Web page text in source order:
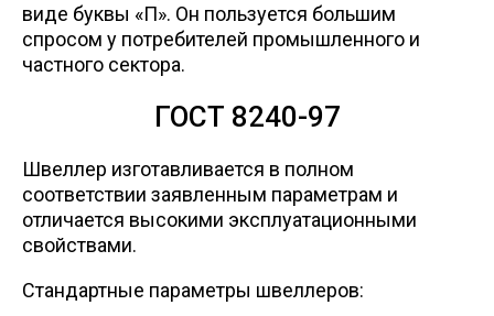
Квадрат
Труба профильная
Катанка
Полоса
Сетка кладочная
виде буквы «П». Он пользуется большим
спросом у потребителей промышленного и
частного сектора.
ГОСТ 8240-97
Швеллер изготавливается в полном
соответствии заявленным параметрам и
отличается высокими эксплуатационными
свойствами.
Стандартные параметры швеллеров: